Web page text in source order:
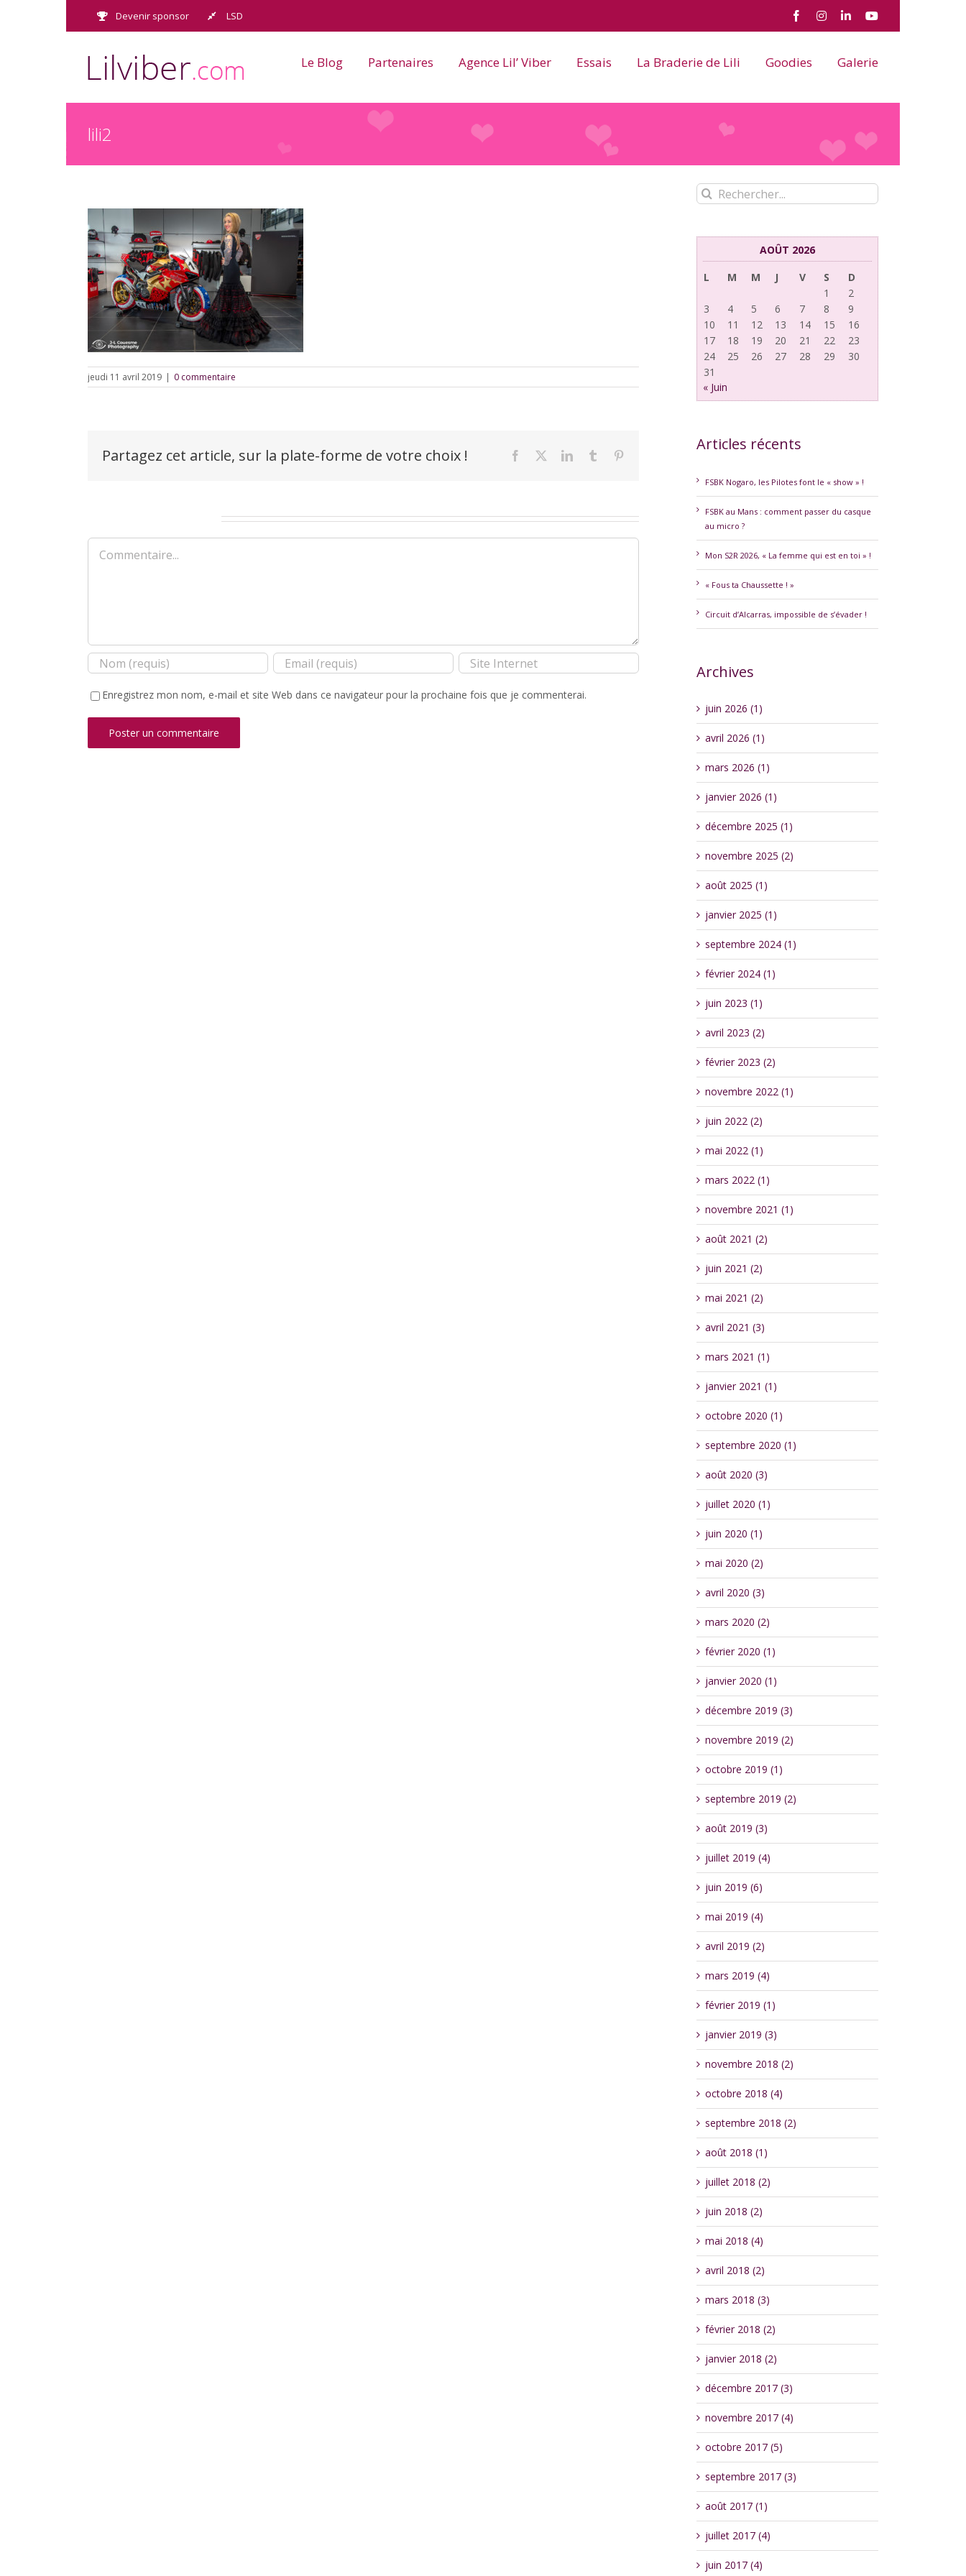
Devenir sponsor LSD FacebookInstagram
LinkedInYouTube
Le Blog Partenaires Agence Lil’ Viber Essais La Braderie de Lili Goodies Galerie
lili2
jeudi 11 avril 2019 | 0 commentaire
Partagez cet article, sur la plate-forme de votre choix ! Facebook LinkedInTumblr
Commentaire
Enregistrez mon nom, e-mail et site Web dans ce navigateur pour la prochaine fois que je commenterai.
Rechercher:
AOÛT 2026
L
M M J V S
D
1
2
3
4 5 6 7 8
9
10
11 12 13 14 15
16
17
18 19 20 21 22
23
24
25 26 27 28 29
30
31
« Juin
Articles récents
FSBK Nogaro, les Pilotes font le « show » !
FSBK au Mans : comment passer du casque
au micro ?
Mon S2R 2026, « La femme qui est en toi » !
« Fous ta Chaussette ! »
Circuit d’Alcarras, impossible de s’évader !
Archives
juin 2026 (1)
avril 2026 (1)
mars 2026 (1)
janvier 2026 (1)
décembre 2025 (1)
novembre 2025 (2)
août 2025 (1)
janvier 2025 (1)
septembre 2024 (1)
février 2024 (1)
juin 2023 (1)
avril 2023 (2)
février 2023 (2)
novembre 2022 (1)
juin 2022 (2)
mai 2022 (1)
mars 2022 (1)
novembre 2021 (1)
août 2021 (2)
juin 2021 (2)
mai 2021 (2)
avril 2021 (3)
mars 2021 (1)
janvier 2021 (1)
octobre 2020 (1)
septembre 2020 (1)
août 2020 (3)
juillet 2020 (1)
juin 2020 (1)
mai 2020 (2)
avril 2020 (3)
mars 2020 (2)
février 2020 (1)
janvier 2020 (1)
décembre 2019 (3)
novembre 2019 (2)
octobre 2019 (1)
septembre 2019 (2)
août 2019 (3)
juillet 2019 (4)
juin 2019 (6)
mai 2019 (4)
avril 2019 (2)
mars 2019 (4)
février 2019 (1)
janvier 2019 (3)
novembre 2018 (2)
octobre 2018 (4)
septembre 2018 (2)
août 2018 (1)
juillet 2018 (2)
juin 2018 (2)
mai 2018 (4)
avril 2018 (2)
mars 2018 (3)
février 2018 (2)
janvier 2018 (2)
décembre 2017 (3)
novembre 2017 (4)
octobre 2017 (5)
septembre 2017 (3)
août 2017 (1)
juillet 2017 (4)
juin 2017 (4)